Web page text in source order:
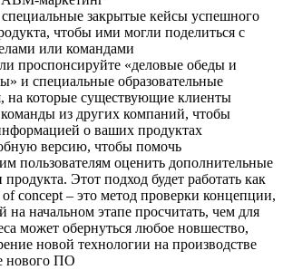
специальные закрытые кейсы успешного
чтобы ими могли поделиться с
или командами
проспонсируйте «деловые обеды и
и специальные образовательные
на которые существующие клиенты
из других компаний, чтобы
о ваших продуктах
версию, чтобы помочь
пользователям оценить дополнительные
Этот подход будет работать как
concept – это метод проверки концепции,
начальном этапе просчитать, чем для
может обернуться любое новшество,
новой технологии на производстве
нового ПО